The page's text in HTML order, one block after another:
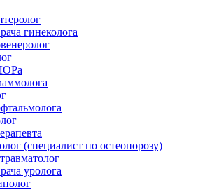
гинеколога
(специалист по остеопорозу)
уролога